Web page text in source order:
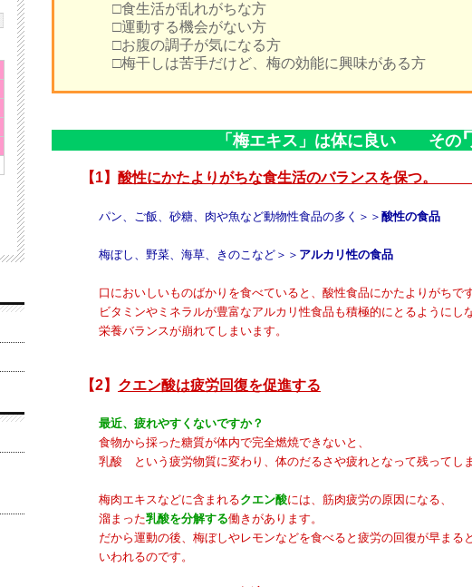
□食生活が乱れがちな方
□運動する機会がない方
□お腹の調子が気になる方
□梅干しは苦手だけど、梅の効能に興味がある方
「梅エキス」は体に良い その
【1】 酸性にかたよりがちな食生活のバランスを保つ。
パン、ご飯、砂糖、肉や魚など動物性食品の多く＞＞ 酸性の食品
梅ぼし、野菜、海草、きのこなど＞＞ アルカリ性の食品
口においしいものばかりを食べていると、酸性食品にかたよりがちで
ビタミンやミネラルが豊富なアルカリ性食品も積極的にとるようにし
栄養バランスが崩れてしまいます。
【2】 クエン酸は疲労回復を促進する
最近、疲れやすくないですか？
食物から採った糖質が体内で完全燃焼できないと、
乳酸 という疲労物質に変わり、体のだるさや疲れとなって残ってし
梅肉エキスなどに含まれるクエン酸には、筋肉疲労の原因になる、
溜まった乳酸を分解する働きがあります。
だから運動の後、梅ぼしやレモンなどを食べると疲労の回復が早まる
いわれるのです。